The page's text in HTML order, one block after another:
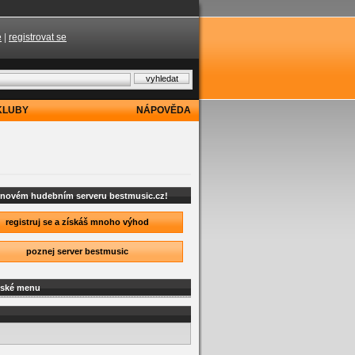
registrovat se
NÁPOVĚDA
hudebním serveru bestmusic.cz!
registruj se a získáš mnoho výhod
poznej server bestmusic
menu